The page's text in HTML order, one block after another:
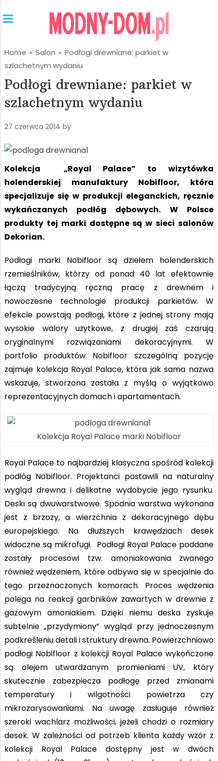
Home » Salon » Podłogi drewniane: parkiet w
szlachetnym wydaniu
Podłogi drewniane: parkiet w
szlachetnym wydaniu
27 czerwca 2014 by
Kolekcja „Royal Palace” to wizytówka
holenderskiej manufaktury Nobifloor, która
specjalizuje się w produkcji eleganckich, ręcznie
wykańczanych podłóg dębowych. W Polsce
produkty tej marki dostępne są w sieci salonów
Dekorian.
Podłogi marki Nobifloor są dziełem holenderskich
rzemieślników, którzy od ponad 40 lat efektownie
łączą tradycyjną ręczną pracę z drewnem i
nowoczesne technologie produkcji parkietów. W
efekcie powstają podłogi, które z jednej strony mają
wysokie walory użytkowe, z drugiej zaś czarują
oryginalnymi rozwiązaniami dekoracyjnymi. W
portfolio produktów Nobifloor szczególną pozycję
zajmuje kolekcja Royal Palace, która jak sama nazwa
wskazuje, stworzona została z myślą o wyjątkowo
reprezentacyjnych domach i apartamentach.
Kolekcja Royal Palace marki Nobifloor
Royal Palace to najbardziej klasyczna spośród kolekcji
podłóg Nobifloor. Projektanci postawili na naturalny
wygląd drewna i delikatne wydobycie jego rysunku.
Deski są dwuwarstwowe. Spodnia warstwa wykonana
jest z brzozy, a wierzchnia z dekoracyjnego dębu
europejskiego. Na dłuższych krawędziach desek
widoczne są mikrofugi. Podłogi Royal Palace poddane
zostały procesowi tzw. amoniakowania zwanego
również wędzeniem, które odbywa się w specjalnie do
tego przeznaczonych komorach. Proces wędzenia
polega na reakcji garbników zawartych w drewnie z
gazowym amoniakiem. Dzięki niemu deska zyskuje
subtelnie „przydymiony” wygląd przy jednoczesnym
podkreśleniu detali i struktury drewna. Powierzchniowo
podłogi Nobifloor z kolekcji Royal Palace wykończone
są olejem utwardzanym promieniami UV, który
skutecznie zabezpiecza podłogę przed zmianami
temperatury i wilgotności powietrza czy
mikrozarysowaniami. Na uwagę zasługuje również
szeroki wachlarz możliwości, jeżeli chodzi o rozmiary
desek. W zależności od potrzeb klienta każdy wzór z
kolekcji Royal Palace dostępny jest w dwóch